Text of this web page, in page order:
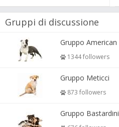
Gruppi di discussione
1344 followers
Gruppo Meticci
873 followers
Gruppo Bastardini